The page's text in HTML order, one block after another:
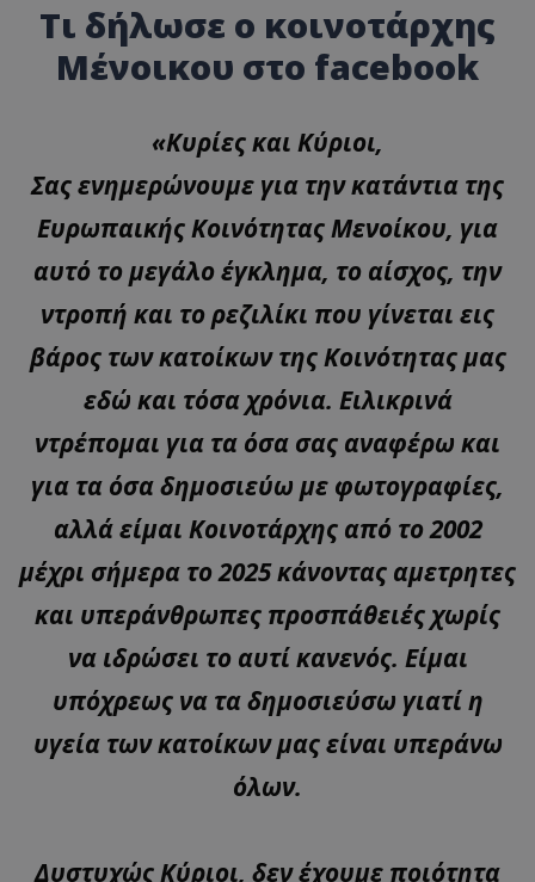
Τι δήλωσε ο κοινοτάρχης
Μένοικου στο facebook
«Κυρίες και Κύριοι,
Σας ενημερώνουμε για την κατάντια της
Ευρωπαικής Κοινότητας Μενοίκου, για
αυτό το μεγάλο έγκλημα, το αίσχος, την
ντροπή και το ρεζιλίκι που γίνεται εις
βάρος των κατοίκων της Κοινότητας μας
εδώ και τόσα χρόνια. Ειλικρινά
ντρέπομαι για τα όσα σας αναφέρω και
για τα όσα δημοσιεύω με φωτογραφίες,
αλλά είμαι Κοινοτάρχης από το 2002
μέχρι σήμερα το 2025 κάνοντας αμετρητες
και υπεράνθρωπες προσπάθειές χωρίς
να ιδρώσει το αυτί κανενός. Είμαι
υπόχρεως να τα δημοσιεύσω γιατί η
υγεία των κατοίκων μας είναι υπεράνω
όλων.
Δυστυχώς Κύριοι, δεν έχουμε ποιότητα